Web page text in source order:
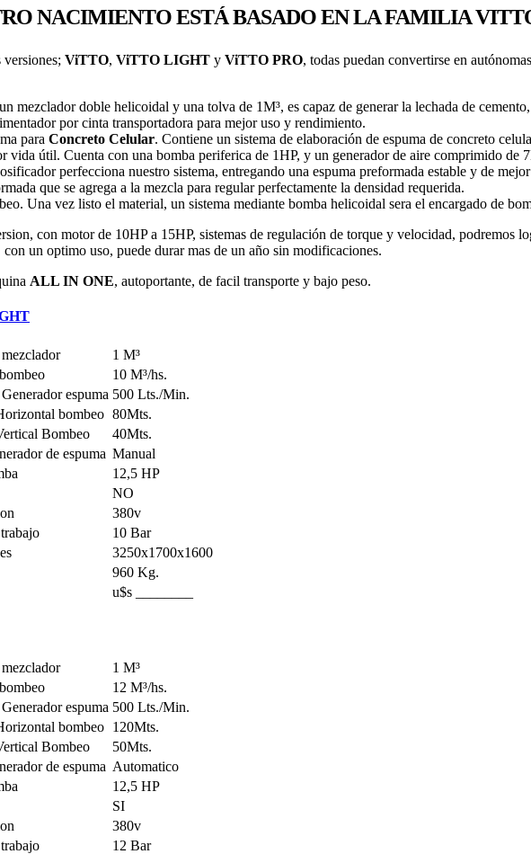
NACIMIENTO ESTÁ BASADO EN LA FAMILIA
versiones; ViTTO, ViTTO LIGHT y ViTTO PRO, todas puedan convertirse en
mezclador doble helicoidal y una tolva de 1M³, es capaz de generar la lechada de
por cinta transportadora para mejor uso y rendimiento.
para Concreto Celular. Contiene un sistema de elaboración de espuma de concreto
vida útil. Cuenta con una bomba periferica de 1HP, y un generador de aire comprimido de
perfecciona nuestro sistema, entregando una espuma preformada estable y de
que se agrega a la mezcla para regular perfectamente la densidad requerida.
Una vez listo el material, un sistema mediante bomba helicoidal sera el encargado de
con motor de 10HP a 15HP, sistemas de regulación de torque y velocidad, podremos
con un optimo uso, puede durar mas de un año sin modificaciones.
ALL IN ONE, autoportante, de facil transporte y bajo peso.
1 M³
10 M³/hs.
espuma 500 Lts./Min.
bombeo 80Mts.
Bombeo
40Mts.
de espuma Manual
12,5 HP
NO
380v
10 Bar
3250x1700x1600
960 Kg.
u$s ________
1 M³
12 M³/hs.
espuma 500 Lts./Min.
bombeo 120Mts.
Bombeo
50Mts.
de espuma Automatico
12,5 HP
SI
380v
12 Bar